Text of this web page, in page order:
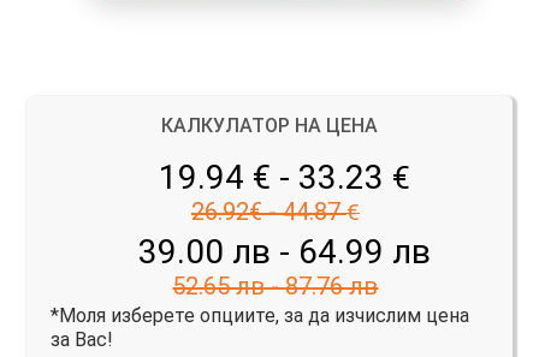
КАЛКУЛАТОР НА ЦЕНА
19.94 € - 33.23 €
26.92€ - 44.87 €
39.00 лв - 64.99 лв
52.65 лв - 87.76 лв
*Моля изберете опциите, за да изчислим цена
за Вас!